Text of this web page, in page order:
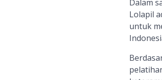
Dalam
Lolapil
untuk